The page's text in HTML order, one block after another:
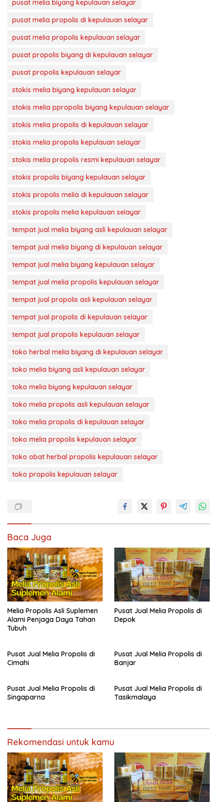
pusat melia biyang kepulauan selayar
pusat melia propolis di kepulauan selayar
pusat melia propolis kepulauan selayar
pusat propolis biyang di kepulauan selayar
pusat propolis kepulauan selayar
stokis melia biyang kepulauan selayar
stokis melia ppropolis biyang kepulauan selayar
stokis melia propolis di kepulauan selayar
stokis melia propolis kepulauan selayar
stokis melia propolis resmi kepulauan selayar
stokis propolis biyang kepulauan selayar
stokis propolis melia di kepulauan selayar
stokis propolis melia kepulauan selayar
tempat jual melia biyang asli kepulauan selayar
tempat jual melia biyang di kepulauan selayar
tempat jual melia biyang kepulauan selayar
tempat jual melia propolis kepulauan selayar
tempat jual propolis asli kepulauan selayar
tempat jual propolis di kepulauan selayar
tempat jual propolis kepulauan selayar
toko herbal melia biyang di kepulauan selayar
toko melia biyang asli kepulauan selayar
toko melia biyang kepulauan selayar
toko melia propolis asli kepulauan selayar
toko melia propolis di kepulauan selayar
toko melia propolis kepulauan selayar
toko obat herbal propolis kepulauan selayar
toko propolis kepulauan selayar
Baca Juga
Melia Propolis Asli Suplemen
Alami Penjaga Daya Tahan
Tubuh
Pusat Jual Melia Propolis di
Depok
Pusat Jual Melia Propolis di
Cimahi
Pusat Jual Melia Propolis di
Banjar
Pusat Jual Melia Propolis di
Singaparna
Pusat Jual Melia Propolis di
Tasikmalaya
Rekomendasi untuk kamu